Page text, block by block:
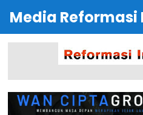
Media Reformasi